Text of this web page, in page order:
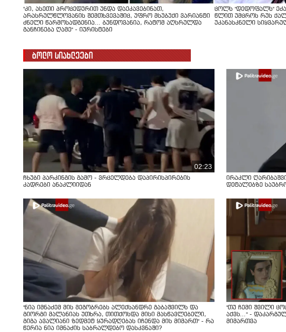
"კი, ასეთი პროცედურით უნდა დაეკავებინათ,
არასრულწლოვანის შემთხვევაშიც, უფრო მსუბუქი ვარიანტი
ძნელი წარმოსადგენია... ბუნდოვანია, რატომ აღსრულდა
განჩინება ღამე" - იურისტები
ცოლს "დედოფალს"
წლით უმცროს რუს
უკანასკნელი
ბოლო სიახლეები
02:23
ჩხუბი პარკინგის გამო - ვრცელდება დაპირისპირების
კადრები ანაკლიიდან
ირაკლი
დეტალებზე
"ნია იმნაძემ მის მეგობრებს ალექსანდრე გაბაშვილს და
გიორგი მალანიას უთხრა, თითქოსდა მისი მასწავლებელი,
გიგა ავალიანი ზედმეტ ყურადღებას იჩენდა მის მიმართ" - რა
წერია ნია იმნაძის საბრალდებო დასკვნაში?
"თუ ჩემი შვილი
აქვს..." -
მიმართვა